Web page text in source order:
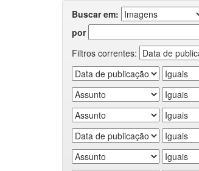
Buscar em:
por
Filtros correntes: